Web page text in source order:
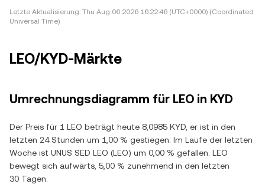
Letzte Aktualisierung: Thu Aug 06 2026 16:22:46 (UTC+0000) (Coordinated
Universal Time)
LEO/KYD-Märkte
Umrechnungsdiagramm für LEO in KYD
Der Preis für 1 LEO beträgt heute 8,0985 KYD, er ist in den
letzten 24 Stunden um 1,00 % gestiegen. Im Laufe der letzten
Woche ist UNUS SED LEO (LEO) um 0,00 % gefallen. LEO
bewegt sich aufwärts, 5,00 % zunehmend in den letzten
30 Tagen.